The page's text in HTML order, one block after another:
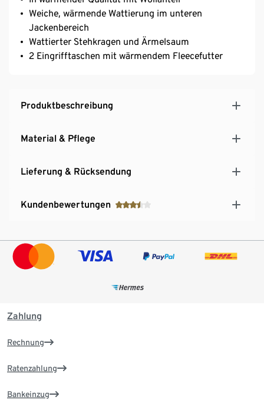
Weiche, wärmende Wattierung im unteren
Jackenbereich
Wattierter Stehkragen und Ärmelsaum
2 Eingrifftaschen mit wärmendem Fleecefutter
Produktbeschreibung
Material & Pflege
Lieferung & Rücksendung
Kundenbewertungen
Zahlung
Rechnung
Ratenzahlung
Bankeinzug